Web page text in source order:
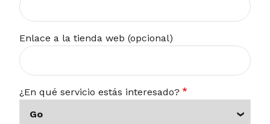
Enlace a la tienda web (opcional)
¿En qué servicio estás interesado?